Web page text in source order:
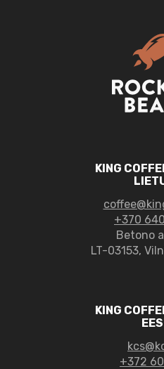
KING
+370
Betono
LT-03153,
KING
+372